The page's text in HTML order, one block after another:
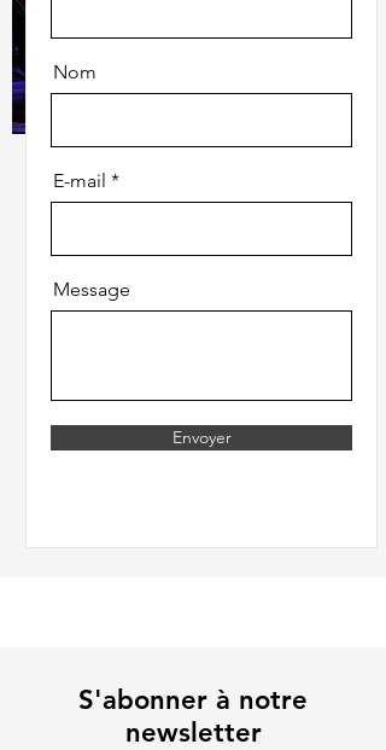
Nom
E-mail
Message
Envoyer
S'abonner à notre
newsletter